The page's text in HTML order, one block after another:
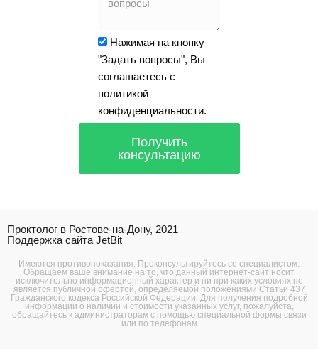
Нажимая на кнопку
"Задать вопросы", Вы
соглашаетесь с
политикой
конфиденциальности.
Получить
консультацию
Проктолог в Ростове-на-Дону, 2021
Поддержка сайта JetBit
Имеются противопоказания. Проконсультируйтесь со специалистом.
Обращаем ваше внимание на то, что данный интернет-сайт носит
исключительно информационный характер и ни при каких условиях не
является публичной офертой, определяемой положениями Статьи 437
Гражданского кодекса Российской Федерации. Для получения подробной
информации о наличии и стоимости указанных услуг, пожалуйста,
обращайтесь к администраторам с помощью специальной формы связи
или по телефонам